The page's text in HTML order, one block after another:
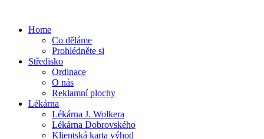
Home
Co děláme
Prohlédněte si
Středisko
Ordinace
O nás
Reklamní plochy
Lékárna
Lékárna J. Wolkera
Lékárna Dobrovského
Klientská karta výhod